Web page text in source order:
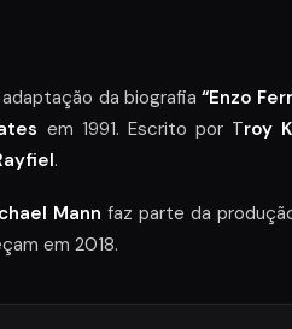
da biografia “Enzo
em 1991. Escrito por Troy
.
Mann faz parte da
em 2018.